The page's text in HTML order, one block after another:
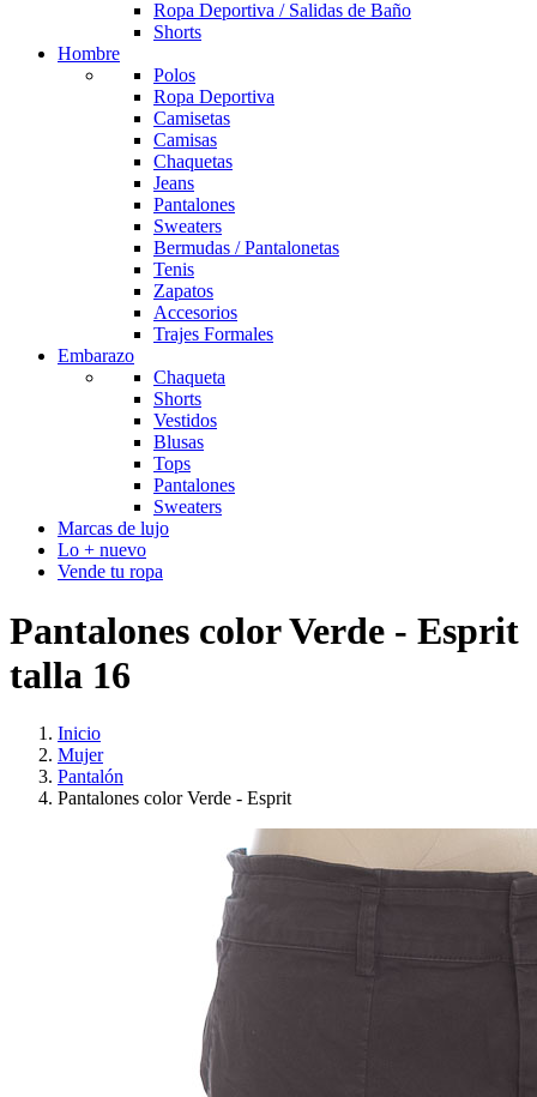
Ropa Deportiva / Salidas de Baño
Shorts
Hombre
Polos
Ropa Deportiva
Camisetas
Camisas
Chaquetas
Jeans
Pantalones
Sweaters
Bermudas / Pantalonetas
Tenis
Zapatos
Accesorios
Trajes Formales
Embarazo
Chaqueta
Shorts
Vestidos
Blusas
Tops
Pantalones
Sweaters
Marcas de lujo
Lo + nuevo
Vende tu ropa
Pantalones color Verde - Esprit
talla 16
Inicio
Mujer
Pantalón
Pantalones color Verde - Esprit